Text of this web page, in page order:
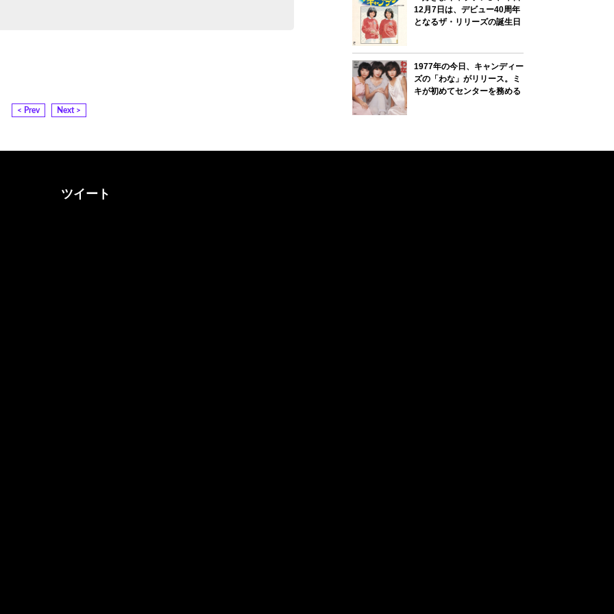
< Prev Next >
12月7日は、デビュー40周年
となるザ・リリーズの誕生日
1977年の今日、キャンディー
ズの「わな」がリリース。ミ
キが初めてセンターを務める
ツイート